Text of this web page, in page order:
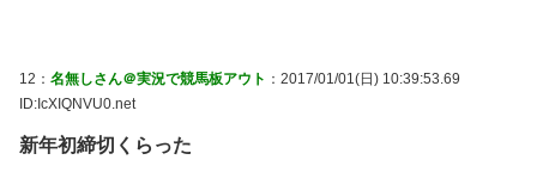
12： 名無しさん＠実況で競馬板アウト ：2017/01/01(日) 10:39:53.69
ID:IcXIQNVU0.net
新年初締切くらった